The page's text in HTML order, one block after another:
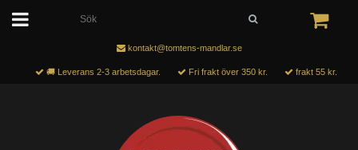
kontakt@tomtens-mandlar.se
🚚 Leverans 2-3 arbetsdagar. Fri frakt över 350 kr. frakt 55 kr.